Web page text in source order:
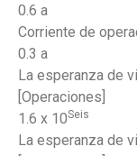
0.6 a
Corriente de
0.3 a
La esperanza de
[Operaciones]
1.6 x 10Seis
La esperanza de